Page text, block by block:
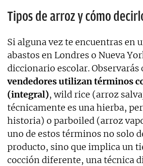
Tipos de arroz y cómo
Si alguna vez te encuentras en
abastos en Londres o Nueva
diccionario escolar. Observarás
vendedores utilizan términos
(integral), wild rice (arroz
técnicamente es una hierba,
historia) o parboiled (arroz
uno de estos términos no solo
producto, sino que implica un
cocción diferente, una técnica